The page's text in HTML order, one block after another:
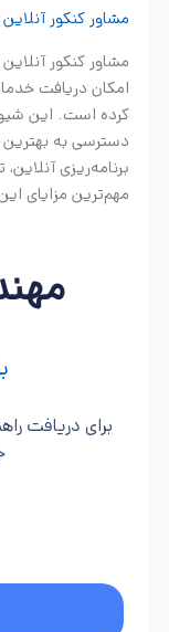
مشاور کنکور
مشاور کنکور
امکان دریافت
کرده است. این
دسترسی به بهترین
برنامه‌ریزی
مهم‌ترین مزایای
برای دریافت